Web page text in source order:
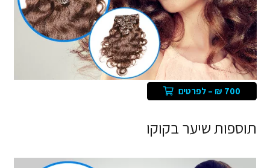
700 ₪ – לפרטים
תוספות שיער בקוקו